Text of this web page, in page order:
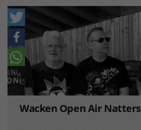
Wacken Open Air Natters